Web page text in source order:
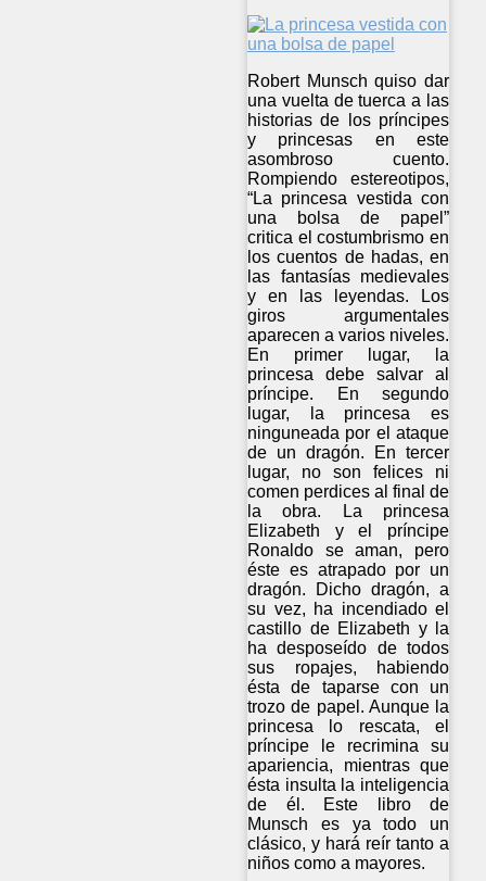
Robert Munsch quiso dar
una vuelta de tuerca a las
historias de los príncipes
y princesas en este
asombroso cuento.
Rompiendo estereotipos,
“La princesa vestida con
una bolsa de papel”
critica el costumbrismo en
los cuentos de hadas, en
las fantasías medievales
y en las leyendas. Los
giros argumentales
aparecen a varios niveles.
En primer lugar, la
princesa debe salvar al
príncipe. En segundo
lugar, la princesa es
ninguneada por el ataque
de un dragón. En tercer
lugar, no son felices ni
comen perdices al final de
la obra. La princesa
Elizabeth y el príncipe
Ronaldo se aman, pero
éste es atrapado por un
dragón. Dicho dragón, a
su vez, ha incendiado el
castillo de Elizabeth y la
ha desposeído de todos
sus ropajes, habiendo
ésta de taparse con un
trozo de papel. Aunque la
princesa lo rescata, el
príncipe le recrimina su
apariencia, mientras que
ésta insulta la inteligencia
de él. Este libro de
Munsch es ya todo un
clásico, y hará reír tanto a
niños como a mayores.